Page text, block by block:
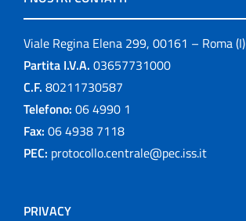
Viale Regina Elena 299, 00161 – Roma (I)
Partita I.V.A. 03657731000
C.F. 80211730587
Telefono: 06 4990 1
Fax: 06 4938 7118
PEC: protocollo.centrale@pec.iss.it
PRIVACY